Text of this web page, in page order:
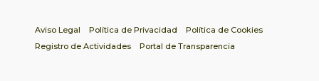
Aviso Legal Política de Privacidad
Política de Cookies
Registro de Actividades
Portal de Transparencia